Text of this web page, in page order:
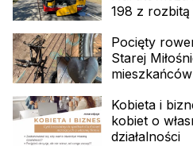
198 z rozbitą
Pocięty
Starej
mieszkańców
Kobieta i
kobiet o
działalności